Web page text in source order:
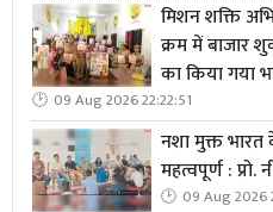
मिशन शक्ति
क्रम में बाजार
का किया गया
09 Aug 2026 22:22:51
नशा मुक्त
महत्वपूर्ण : प्रो.
09 Aug 2026